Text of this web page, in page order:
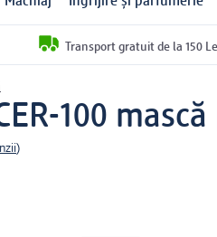
Transport gratuit de la 150
100
)